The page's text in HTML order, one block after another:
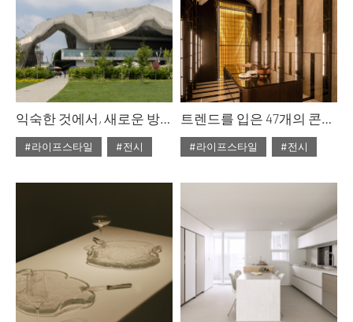
익숙한 것에서, 새로운 방향으로 : miart 2026
#라이프스타일
#전시
트렌드를 입은 47개의 콘셉트 룸 : 까사 데코 2026
#라이프스타일
#전시